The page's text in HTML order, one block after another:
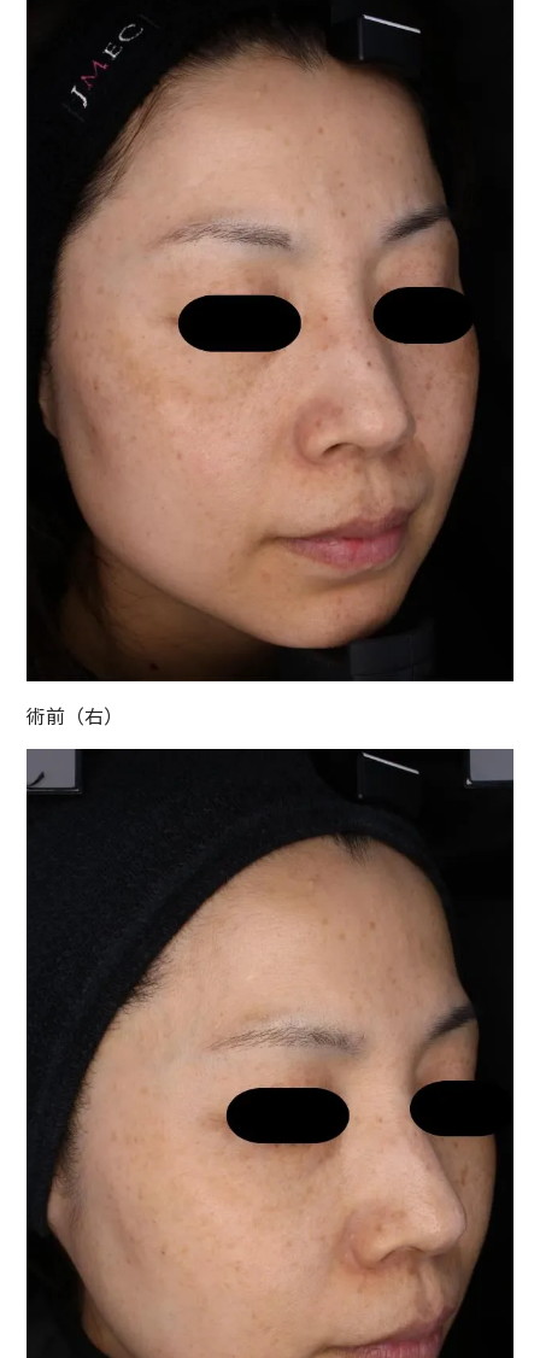
術前（右）